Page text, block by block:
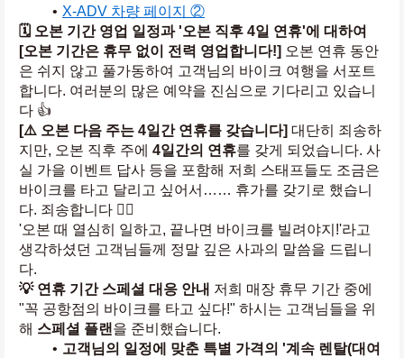
X-ADV 차량 페이지 ②
🗓️ 오본 기간 영업 일정과 '오본 직후 4일 연휴'에 대하여
[오본 기간은 휴무 없이 전력 영업합니다!] 오본 연휴 동안
은 쉬지 않고 풀가동하여 고객님의 바이크 여행을 서포트
합니다. 여러분의 많은 예약을 진심으로 기다리고 있습니
다 👍
[⚠️ 오본 다음 주는 4일간 연휴를 갖습니다] 대단히 죄송하
지만, 오본 직후 주에 4일간의 연휴를 갖게 되었습니다. 사
실 가을 이벤트 답사 등을 포함해 저희 스태프들도 조금은
바이크를 타고 달리고 싶어서…… 휴가를 갖기로 했습니
다. 죄송합니다 🙇‍♂️
'오본 때 열심히 일하고, 끝나면 바이크를 빌려야지!'라고
생각하셨던 고객님들께 정말 깊은 사과의 말씀을 드립니
다.
💡 연휴 기간 스페셜 대응 안내 저희 매장 휴무 기간 중에
"꼭 공항점의 바이크를 타고 싶다!" 하시는 고객님들을 위
해 스페셜 플랜 을 준비했습니다.
고객님의 일정에 맞춘 특별 가격의 '계속 렌탈(대여